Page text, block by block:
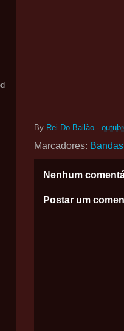
By Rei Do Bailão -
Marcadores: Bandas
Nenhum
Postar um